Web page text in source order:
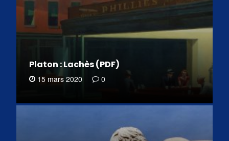
Platon : Lachès (PDF)
15 mars 2020 0